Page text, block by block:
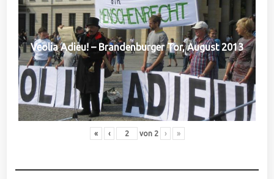
Veolia Adieu! – Brandenburger Tor, August 2013
« ‹ von 2 › »